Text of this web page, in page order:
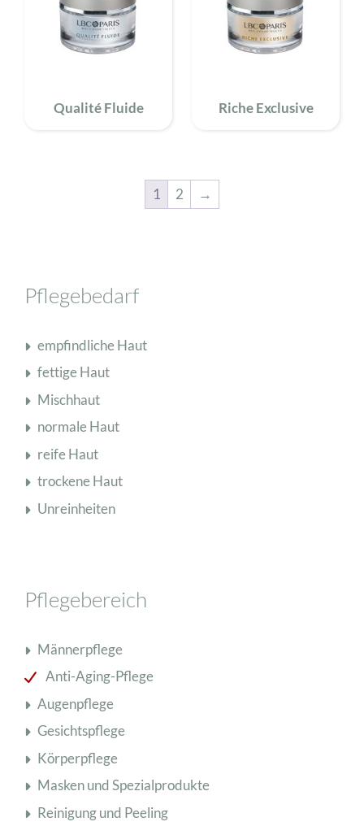
Qualité Fluide Riche Exclusive
1 2 →
Pflegebedarf
empfindliche Haut
fettige Haut
Mischhaut
normale Haut
reife Haut
trockene Haut
Unreinheiten
Pflegebereich
Männerpflege
Anti-Aging-Pflege
Augenpflege
Gesichtspflege
Körperpflege
Masken und Spezialprodukte
Reinigung und Peeling